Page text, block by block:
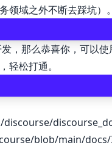
域之外不断去踩坑）。
那么恭喜你，可以
轻松打通。
blob/main/docs/